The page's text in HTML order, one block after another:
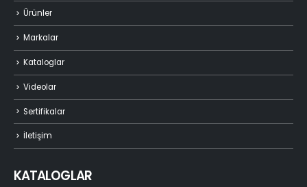
Ürünler
Markalar
Kataloglar
Videolar
Sertifikalar
İletişim
KATALOGLAR